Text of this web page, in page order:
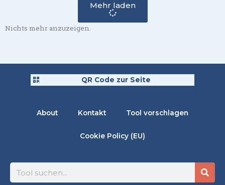
Mehr laden
Nichts mehr anzuzeigen.
QR Code zur Seite
About Kontakt Tool vorschlagen
Cookie Policy (EU)